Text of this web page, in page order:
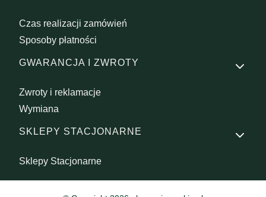
Czas realizacji zamówień
Sposoby płatności
GWARANCJA I ZWROTY
Zwroty i reklamacje
Wymiana
SKLEPY STACJONARNE
Sklepy Stacjonarne